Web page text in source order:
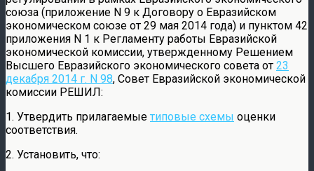
союза (приложение N 9 к Договору о Евразийском
экономическом союзе от 29 мая 2014 года) и пунктом 42
приложения N 1 к Регламенту работы Евразийской
экономической комиссии, утвержденному Решением
Высшего Евразийского экономического совета от 23
декабря 2014 г. N 98, Совет Евразийской экономической
комиссии РЕШИЛ:
1. Утвердить прилагаемые типовые схемы оценки
соответствия.
2. Установить, что: